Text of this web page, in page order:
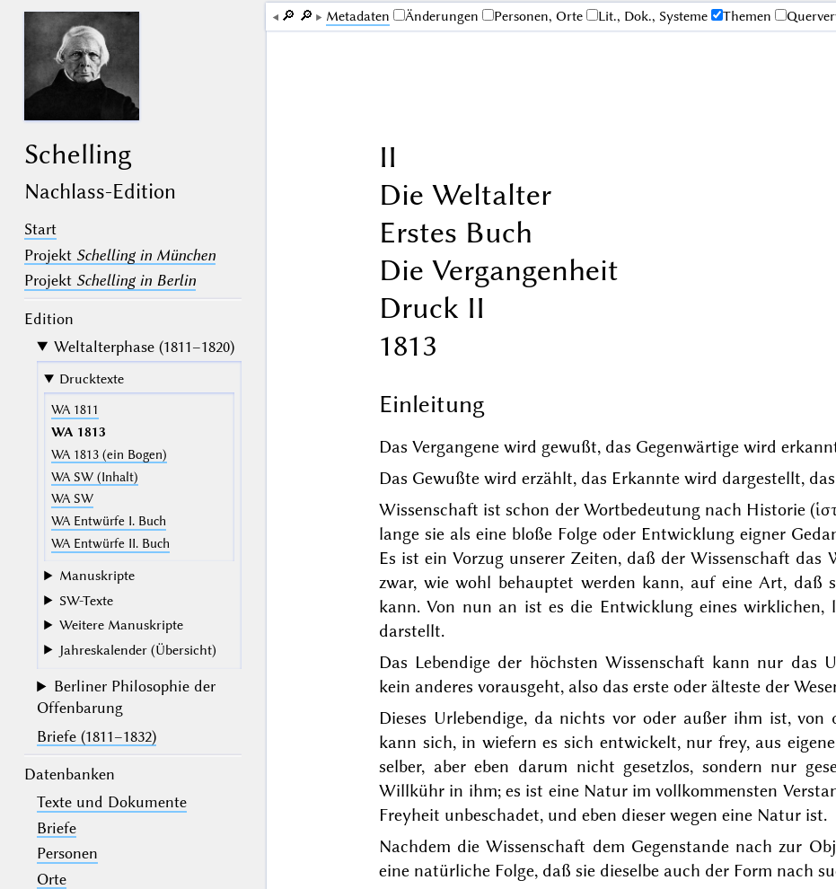
Schelling
Nachlass-Edition
Start
Projekt Schelling in München
Projekt Schelling in Berlin
Edition
Weltalterphase (1811–1820)
Drucktexte
WA 1811
WA 1813
WA 1813 (ein Bogen)
WA SW (Inhalt)
WA SW
WA Entwürfe I. Buch
WA Entwürfe II. Buch
Manuskripte
SW-Texte
Weitere Manuskripte
Jahreskalender (Übersicht)
Berliner Philosophie der
Offenbarung
Briefe (1811–1832)
Datenbanken
Texte und Dokumente
Briefe
Personen
Orte
🔎︎ 🔎︎ Me­ta­da­ten Änderungen Personen, Orte Lit., Dok., Systeme Themen
II
Die Weltalter
Erstes Buch
Die Vergangenheit
Druck II
1813
Einleitung
Das Vergangene wird gewußt, das Gegenwärtige wird
Das Gewußte wird erzählt, das Erkannte wird dargestellt,
Wissenschaft ist schon der Wortbedeutung nach Historie (
lange sie als eine bloße Folge oder Entwicklung eigner
Es ist ein Vorzug unserer Zeiten, daß der Wissenschaft das
zwar, wie wohl behauptet werden kann, auf eine Art, daß
kann. Von nun an ist es die Entwicklung eines wirklichen,
darstellt.
Das Lebendige der höchsten Wissenschaft kann nur das
kein anderes vorausgeht, also das erste oder älteste der
Dieses Urlebendige, da nichts vor oder außer ihm ist, von
kann sich, in wiefern es sich entwickelt, nur frey, aus
selber, aber eben darum nicht gesetzlos, sondern nur
Willkühr in ihm; es ist eine Natur im vollkommensten
Freyheit unbeschadet, und eben dieser wegen eine Natur ist.
Nachdem die Wissenschaft dem Gegenstande nach zur
eine natürliche Folge, daß sie dieselbe auch der Form nach